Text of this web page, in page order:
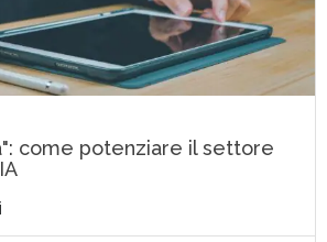
come potenziare il settore